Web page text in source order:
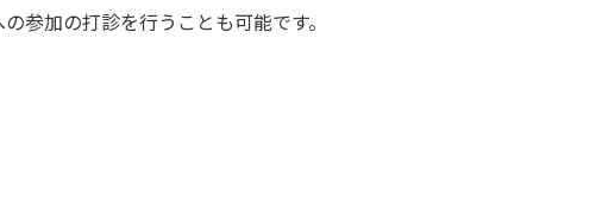
参加の打診を行うことも可能です。